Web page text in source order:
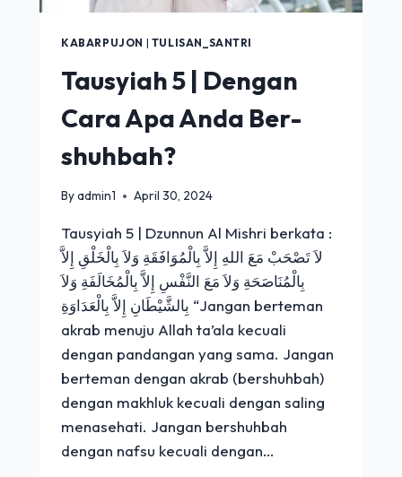
KABARPUJON | TULISAN_SANTRI
Tausyiah 5 | Dengan
Cara Apa Anda Ber-
shuhbah?
Byadmin1 April 30, 2024
Tausyiah 5 | Dzunnun Al Mishri berkata :
لاَ تَصْحَبْ مَعَ اللهِ إِلاَّ بِالْمُوَافَقَةِ وَلاَ بِالْخَلْقِ إِلاَّ
بِالْمُنَاصَحَةِ وَلاَ مَعَ النَّفْسِ إِلاَّ بِالْمُخَالَفَةِ وَلاَ
بِالشَّيْطَانِ إِلاَّ بِالْعَدَاوَةِ “Jangan berteman
akrab menuju Allah ta’ala kecuali
dengan pandangan yang sama. Jangan
berteman dengan akrab (bershuhbah)
dengan makhluk kecuali dengan saling
menasehati. Jangan bershuhbah
dengan nafsu kecuali dengan…